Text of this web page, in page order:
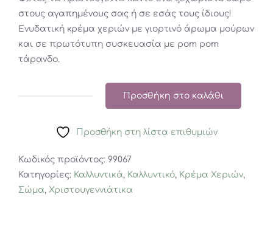
7,80€.είναι:
7,02€.
στους αγαπημένους σας ή σε εσάς τους ίδιους!
Ενυδατική κρέμα χεριών με γιορτινό άρωμα μούρων
και σε πρωτότυπη συσκευασία με pom pom
τάρανδο.
-
Χεριών
Pom
Pom
Προσθήκη στο καλάθι
Προσθήκη στη λίστα επιθυμιών
Κωδικός προϊόντος: 99067
Κατηγορίες: Καλλυντικά, Καλλυντικό, Κρέμα Χεριών,
Σώμα, Χριστουγεννιάτικα